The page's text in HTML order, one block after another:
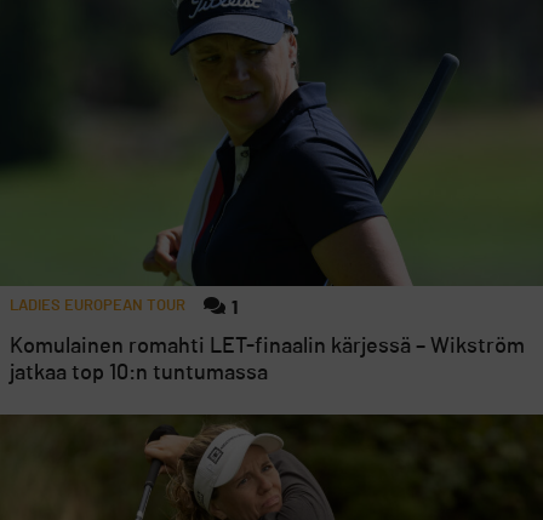
LADIES EUROPEAN TOUR 1
Komulainen romahti LET-finaalin kärjessä – Wikström
jatkaa top 10:n tuntumassa